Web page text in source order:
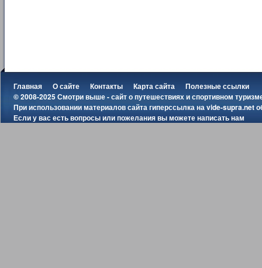
Главная О сайте Контакты Карта сайта
Полезные ссылки
© 2008-2025 Смотри выше - сайт о путешествиях и спортивном
При использовании материалов сайта гиперссылка наvide-supra.net
Если у вас есть вопросы или пожелания вы можетенаписать нам